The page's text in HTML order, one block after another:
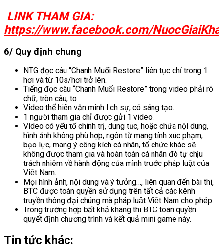
LINK THAM GIA:
https://www.facebook.com/
6/ Quy định chung
NTG đọc câu “Chanh Muối Restore” liên tục chỉ trong 1
hơi và từ 10s/hơi trở lên.
Tiếng đọc câu “Chanh Muối Restore” trong video phải rõ
chữ, tròn câu, to
Video thể hiện văn minh lịch sự, có sáng tạo.
1 người tham gia chỉ được gửi 1 video.
Video có yếu tố chính trị, dung tục, hoặc chứa nội dung,
hình ảnh không phù hợp, ngôn từ mang tính xúc phạm,
bạo lực, mang ý công kích cá nhân, tổ chức khác sẽ
không được tham gia và hoàn toàn cá nhân đó tự chịu
trách nhiêm về hành động của mình trước pháp luật của
Việt Nam.
Mọi hình ảnh, nội dung và ý tưởng…, liên quan đến bài thi,
BTC được toàn quyền sử dụng trên tất cả các kênh
truyền thông đại chúng mà pháp luật Việt Nam cho phép.
Trong trường hợp bất khả kháng thì BTC toàn quyền
quyết định chương trình và kết quả mini game này.
Tin tức khác: